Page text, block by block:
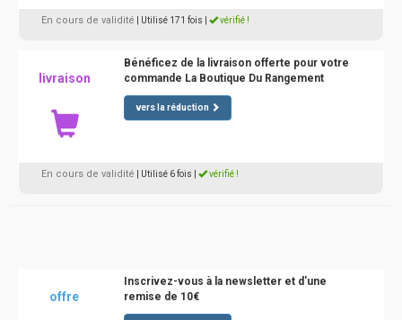
En cours de validité | Utilisé 171 fois vérifié !
livraison
Bénéficez de la livraison offerte pour votre
commande La Boutique Du Rangement
vers la réduction
En cours de validité | Utilisé 6 fois vérifié !
offre
Inscrivez-vous à la newsletter et d'une
remise de 10€